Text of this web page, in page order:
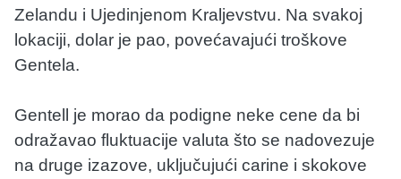
Zelandu i Ujedinjenom Kraljevstvu. Na svakoj
lokaciji, dolar je pao, povećavajući troškove
Gentela.
Gentell je morao da podigne neke cene da bi
odražavao fluktuacije valuta što se nadovezuje
na druge izazove, uključujući carine i skokove